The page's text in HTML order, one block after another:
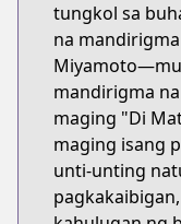
tungkol sa
na mandirigma
mandirigma
maging "Di
maging isang
unti-unting